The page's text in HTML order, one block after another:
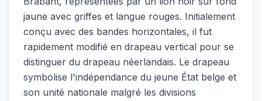
jaune avec griffes et langue rouges. Initialement
conçu avec des bandes horizontales, il fut
rapidement modifié en drapeau vertical pour se
distinguer du drapeau néerlandais. Le drapeau
symbolise l'indépendance du jeune État belge et
son unité nationale malgré les divisions